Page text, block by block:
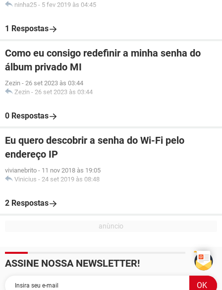
ninha25 - 5 fev 2019 às 04:45
1 Respostas
Como eu consigo redefinir a minha senha do
álbum privado MI
Zezin - 26 set 2023 às 03:44
Zezin - 26 set 2023 às 03:44
0 Respostas
Eu quero descobrir a senha do Wi-Fi pelo
endereço IP
vivianebrito - 11 nov 2018 às 19:05
Vinicius - 24 set 2019 às 08:48
2 Respostas
ASSINE NOSSA NEWSLETTER!